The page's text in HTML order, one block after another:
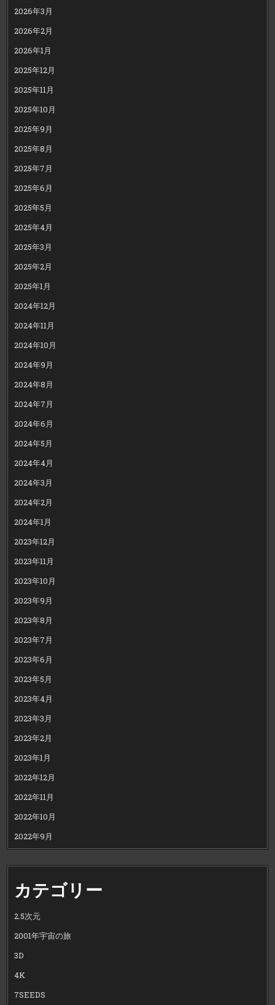
2026年3月
2026年2月
2026年1月
2025年12月
2025年11月
2025年10月
2025年9月
2025年8月
2025年7月
2025年6月
2025年5月
2025年4月
2025年3月
2025年2月
2025年1月
2024年12月
2024年11月
2024年10月
2024年9月
2024年8月
2024年7月
2024年6月
2024年5月
2024年4月
2024年3月
2024年2月
2024年1月
2023年12月
2023年11月
2023年10月
2023年9月
2023年8月
2023年7月
2023年6月
2023年5月
2023年4月
2023年3月
2023年2月
2023年1月
2022年12月
2022年11月
2022年10月
2022年9月
カテゴリー
2.5次元
2001年宇宙の旅
3D
4K
7SEEDS